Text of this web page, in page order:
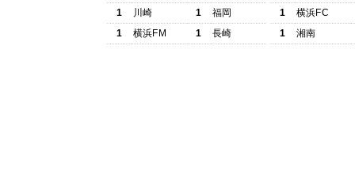
1
川崎 1
福岡
1
横浜FM 1 長崎
1
横浜FC
1
湘南